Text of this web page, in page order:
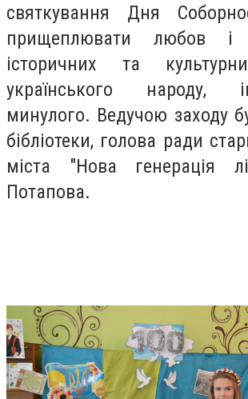
святкування Дня
прищеплювати любов і
історичних та
українського народу,
минулого. Ведучою заходу
бібліотеки, голова ради
міста "Нова генерація
Потапова.